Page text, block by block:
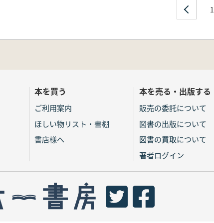
1
本を買う
ご利用案内
ほしい物リスト・書棚
書店様へ
本を売る・出版する
販売の委託について
図書の出版について
図書の買取について
著者ログイン